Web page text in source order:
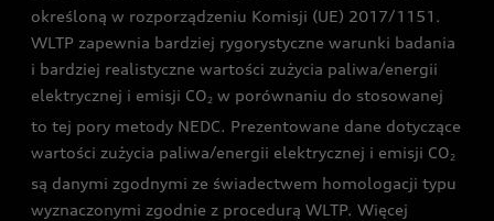
określoną w rozporządzeniu Komisji (UE) 2017/1151.
WLTP zapewnia bardziej rygorystyczne warunki badania
i bardziej realistyczne wartości zużycia paliwa/energii
elektrycznej i emisji CO2 w porównaniu do stosowanej
to tej pory metody NEDC. Prezentowane dane dotyczące
wartości zużycia paliwa/energii elektrycznej i emisji CO2
są danymi zgodnymi ze świadectwem homologacji typu
wyznaczonymi zgodnie z procedurą WLTP. Więcej